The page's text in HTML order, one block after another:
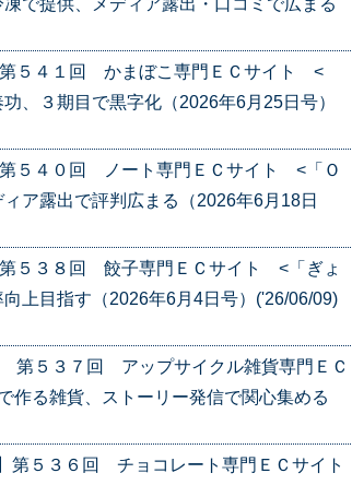
で提供、メディア露出・口コミで広まる
第５４１回 かまぼこ専門ＥＣサイト <
、３期目で黒字化（2026年6月25日号）
第５４０回 ノート専門ＥＣサイト <「Ｏ
ア露出で評判広まる（2026年6月18日
第５３８回 餃子専門ＥＣサイト <「ぎょ
上目指す（2026年6月4日号）('26/06/09)
第５３７回 アップサイクル雑貨専門ＥＣ
る雑貨、ストーリー発信で関心集める
第５３６回 チョコレート専門ＥＣサイト